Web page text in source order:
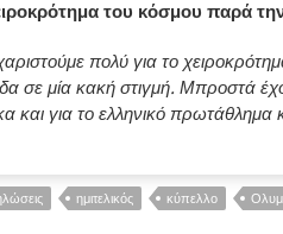
του κόσμου παρά
πολύ για το
σε μία κακή στιγμή. Μπροστά
και για το ελληνικό πρωτάθλημα
ημιτελικός κύπελλο